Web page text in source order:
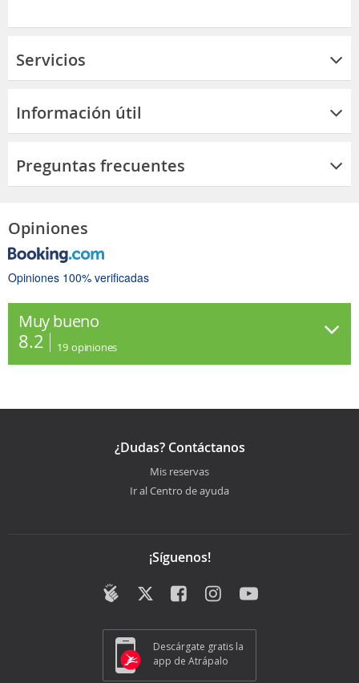
Servicios
Información útil
Preguntas frecuentes
Opiniones
Opiniones 100% verificadas
Muy bueno
8.2 19 opiniones
¿Dudas? Contáctanos
Mis reservas
Ir al Centro de ayuda
¡Síguenos!
Descárgate gratis la
app de Atrápalo